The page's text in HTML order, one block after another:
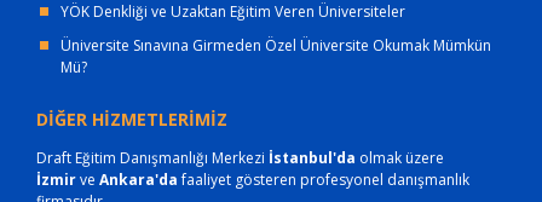
YÖK Denkliği ve Uzaktan Eğitim Veren Üniversiteler
Üniversite Sınavına Girmeden Özel Üniversite Okumak Mümkün
Mü?
DİĞER HİZMETLERİMİZ
Draft Eğitim Danışmanlığı Merkezi İstanbul'da olmak üzere
İzmirve Ankara'dafaaliyet gösteren profesyonel danışmanlık